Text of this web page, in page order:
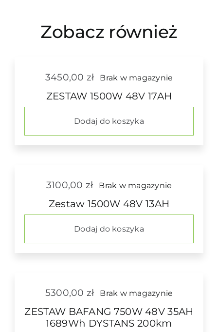
Zobacz również
3450,00 zł Brak w magazynie
ZESTAW 1500W 48V 17AH
Dodaj do koszyka
3100,00 zł Brak w magazynie
Zestaw 1500W 48V 13AH
Dodaj do koszyka
5300,00 zł Brak w magazynie
ZESTAW BAFANG 750W 48V 35AH
1689Wh DYSTANS 200km